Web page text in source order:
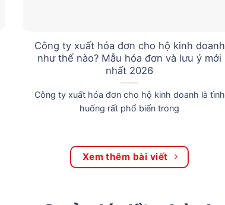
Công ty xuất hóa đơn cho hộ kinh doanh
như thế nào? Mẫu hóa đơn và lưu ý mới
nhất 2026
Công ty xuất hóa đơn cho hộ kinh doanh là tình
huống rất phổ biến trong
Xem thêm bài viết